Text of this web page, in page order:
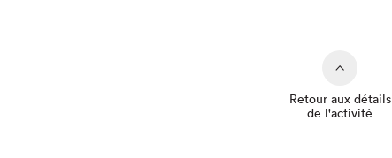
Retour aux détails
de l'activité